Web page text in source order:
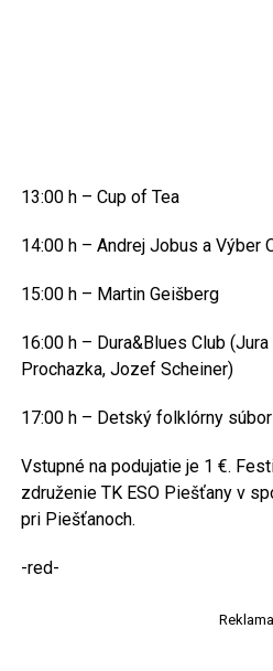
13:00 h – Cup of Tea
14:00 h – Andrej Jobus a Výber
15:00 h – Martin Geišberg
16:00 h – Dura&Blues Club
Prochazka, Jozef Scheiner)
17:00 h – Detský folklórny
Vstupné na podujatie je 1 €.
združenie TK ESO Piešťany v
pri Piešťanoch.
-red-
Reklama